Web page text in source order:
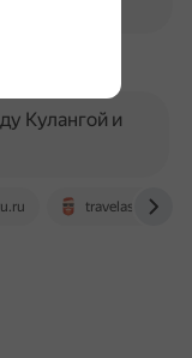
travelask.ru
Кулангой и